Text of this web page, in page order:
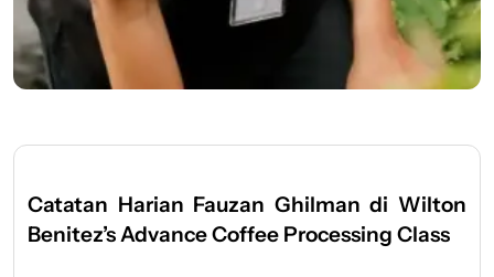
Catatan Harian Fauzan Ghilman di Wilton
Benitez’s Advance Coffee Processing Class